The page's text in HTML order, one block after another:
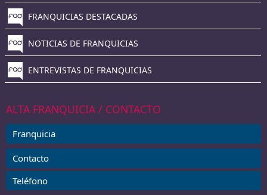
FRANQUICIAS DESTACADAS
NOTICIAS DE FRANQUICIAS
ENTREVISTAS DE FRANQUICIAS
ALTA FRANQUICIA / CONTACTO